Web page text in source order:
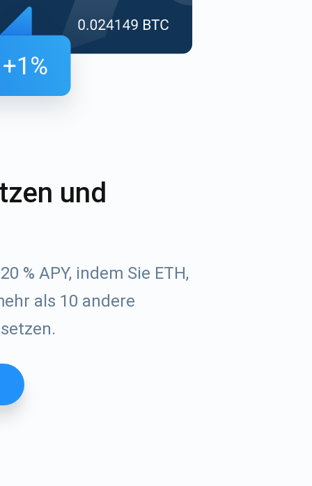
und
% APY, indem Sie ETH,
als 10 andere